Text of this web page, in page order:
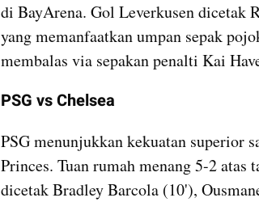
di BayArena. Gol Leverkusen dicetak
yang memanfaatkan umpan sepak
membalas via sepakan penalti Kai
PSG vs Chelsea
PSG menunjukkan kekuatan superior
Princes. Tuan rumah menang 5-2 atas
dicetak Bradley Barcola (10'),